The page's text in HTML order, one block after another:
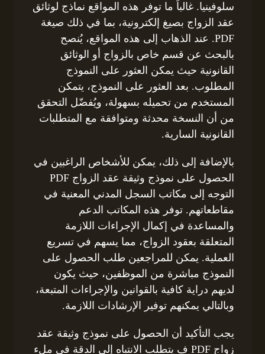
سلوفينيا. غالباً ما توفر هذه المواقع نماذج لوثائق
عقد الزواج بصيغ إلكترونية، بما في ذلك صيغة
PDF. عند الذهاب إلى هذه المواقع، يُنصح
بالبحث عن قسم خاص بالزواج أو الوثائق
القانونية حيث يمكن العثور على النموذج
المطلوب. بعد العثور على النموذج، يتمكن
المستخدم من تحميله بسهولة، ويُفضّل التحقق
من أن النسخة محدثة ومتوافقة مع المتطلبات
القانونية السارية.
بالإضافة إلى ذلك، يمكن للأشخاص الراغبين في
الحصول على نموذج وثيقة عقد الزواج PDF
التوجه إلى مكاتب السجل المدني المعنية في
مقاطعاتهم. توفر هذه المكاتب الدعم
والمساعدة في إكمال الإجراءات اللازمة
المتعلقة بعقود الزواج، مما يسهم في تسريع
العملية. يمكن للمراجعين طلب الحصول على
النموذج مباشرة من الموظفين، حيث يكون
لديهم دراية كافية بالقوانين والإجراءات المتبعة،
وبالتالي يمكنهم توفير الإرشادات اللازمة.
يجب التأكيد أن الحصول على نموذج وثيقة عقد
زواج PDF ف يتطلب الانتباه إلى الدقة في ملء